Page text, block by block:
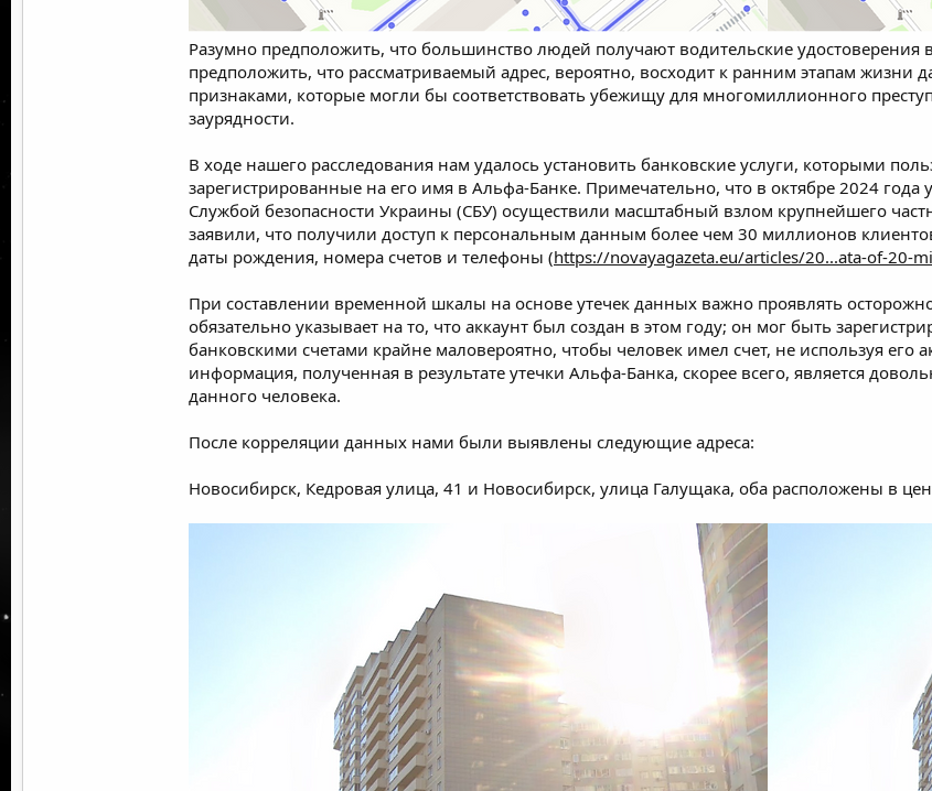
Разумно предположить, что большинство людей получают водительские удостоверения
предположить, что рассматриваемый адрес, вероятно, восходит к ранним этапам жизни
признаками, которые могли бы соответствовать убежищу для многомиллионного
заурядности.
В ходе нашего расследования нам удалось установить банковские услуги, которыми
зарегистрированные на его имя в Альфа-Банке. Примечательно, что в октябре 2024 года
Службой безопасности Украины (СБУ) осуществили масштабный взлом крупнейшего
заявили, что получили доступ к персональным данным более чем 30 миллионов
даты рождения, номера счетов и телефоны (https://novayagazeta.eu/articles/20...ata-of-20-
При составлении временной шкалы на основе утечек данных важно проявлять
обязательно указывает на то, что аккаунт был создан в этом году; он мог быть
банковскими счетами крайне маловероятно, чтобы человек имел счет, не используя его
информация, полученная в результате утечки Альфа-Банка, скорее всего, является
данного человека.
После корреляции данных нами были выявлены следующие адреса:
Новосибирск, Кедровая улица, 41 и Новосибирск, улица Галущака, оба расположены в